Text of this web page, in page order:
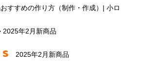
すすめの作り方（制作・作成）| 小ロ
2025年2月新商品
2025年2月新商品